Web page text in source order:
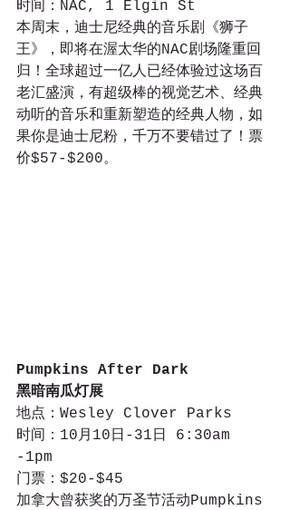
时间：NAC, 1 Elgin St
本周末，迪士尼经典的音乐剧《狮子
王》，即将在渥太华的NAC剧场隆重回
归！全球超过一亿人已经体验过这场百
老汇盛演，有超级棒的视觉艺术、经典
动听的音乐和重新塑造的经典人物，如
果你是迪士尼粉，千万不要错过了！票
价$57-$200。
Pumpkins After Dark
黑暗南瓜灯展
地点：Wesley Clover Parks
时间：10月10日-31日 6:30am
-1pm
门票：$20-$45
加拿大曾获奖的万圣节活动Pumpkins